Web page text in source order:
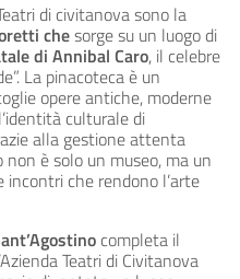
di civitanova sono la
chesorge su un luogo di
di Annibal Caro, il celebre
La pinacoteca è un
opere antiche, moderne
culturale di
alla gestione attenta
non è solo un museo, ma un
che rendono l’arte
completa il
Teatri di Civitanova